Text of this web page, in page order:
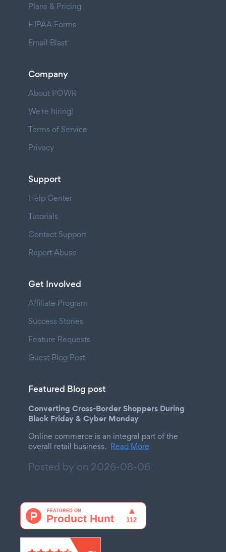
Plans & Pricing
HIPAA Forms
Email Blast
Company
About POWR
We're hiring!
Terms of Service
Privacy
Support
Help Center
Tutorials
Contact Support
Report Abuse
Get Involved
Affiliate Program
Success Stories
Feature Requests
Guest Blog Post
Featured Blog post
Converting Cross-Border Shoppers During
Black Friday & Cyber Monday
Online commerce is an integral part of the
overall retail business. Read More
Posted by on 2026-08-06